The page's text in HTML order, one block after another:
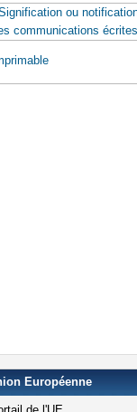
ou
communications écrites
Européenne